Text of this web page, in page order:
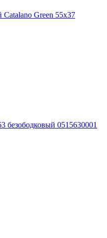
Green 55x37
безободковый 0515630001